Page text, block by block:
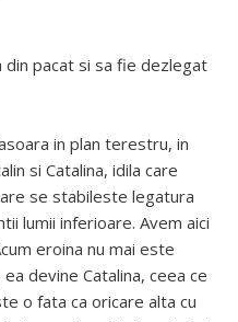
din pacat si sa fie dezlegat
in plan terestru, in
si Catalina, idila care
se stabileste legatura
lumii inferioare. Avem aici
eroina nu mai este
devine Catalina, ceea ce
o fata ca oricare alta cu